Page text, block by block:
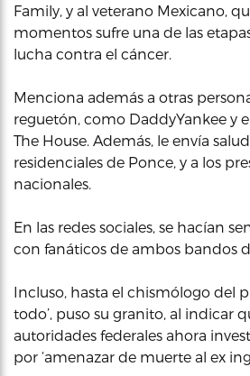
Family, y al veterano Mexicano,
momentos sufre una de las
lucha contra el cáncer.
Menciona además a otras
reguetón, como DaddyYankee y
The House. Además, le envía
residenciales de Ponce, y a los
nacionales.
En las redes sociales, se hacían
con fanáticos de ambos bandos
Incluso, hasta el chismólogo del
todo’, puso su granito, al indicar
autoridades federales ahora
por ‘amenazar de muerte al ex